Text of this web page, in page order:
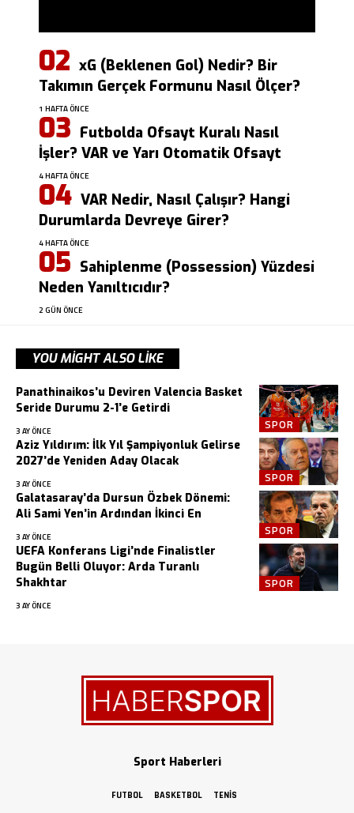
xG (Beklenen Gol) Nedir? Bir
Takımın Gerçek Formunu Nasıl Ölçer?
1 HAFTA ÖNCE
Futbolda Ofsayt Kuralı Nasıl
İşler? VAR ve Yarı Otomatik Ofsayt
4 HAFTA ÖNCE
VAR Nedir, Nasıl Çalışır? Hangi
Durumlarda Devreye Girer?
4 HAFTA ÖNCE
Sahiplenme (Possession) Yüzdesi
Neden Yanıltıcıdır?
2 GÜN ÖNCE
YOU MIGHT ALSO LIKE
SPOR
Panathinaikos’u Deviren Valencia Basket
Seride Durumu 2-1’e Getirdi
3 AY ÖNCE
SPOR
Aziz Yıldırım: İlk Yıl Şampiyonluk Gelirse
2027’de Yeniden Aday Olacak
3 AY ÖNCE
SPOR
Galatasaray’da Dursun Özbek Dönemi:
Ali Sami Yen’in Ardından İkinci En
3 AY ÖNCE
SPOR
UEFA Konferans Ligi’nde Finalistler
Bugün Belli Oluyor: Arda Turanlı
Shakhtar
3 AY ÖNCE
Sport Haberleri
FUTBOL BASKETBOL TENIS